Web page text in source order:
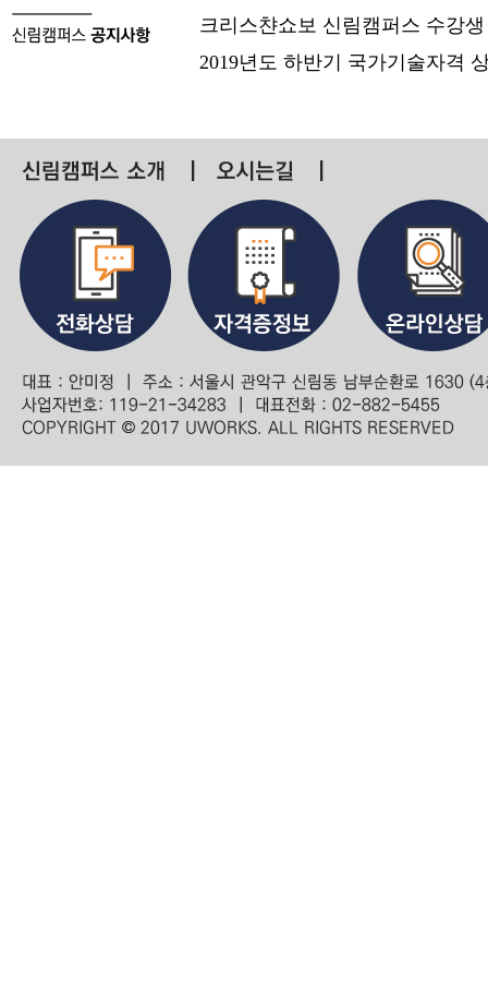
크리스챤쇼보 신림캠퍼스 수강
2019년도 하반기 국가기술자격